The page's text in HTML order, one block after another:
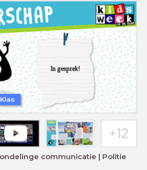
communicatie | Politie